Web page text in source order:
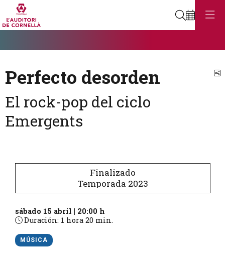
Buscar
Perfecto desorden
El rock-pop del ciclo
Emergents
Finalizado
Temporada 2023
sábado 15 abril | 20:00 h
Duración:1 hora 20 min.
MÚSICA